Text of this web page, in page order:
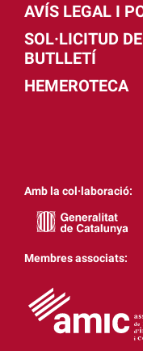
AVÍS LEGAL I
SOL·LICITUD
BUTLLETÍ
HEMEROTECA
Amb la col·laboració:
Membres associats: